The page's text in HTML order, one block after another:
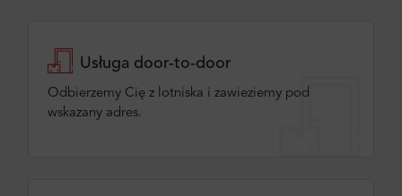
Usługa door-to-door
Odbierzemy Cię z lotniska i zawieziemy pod
wskazany adres.